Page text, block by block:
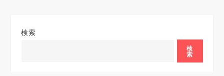
ー
検索
検
索